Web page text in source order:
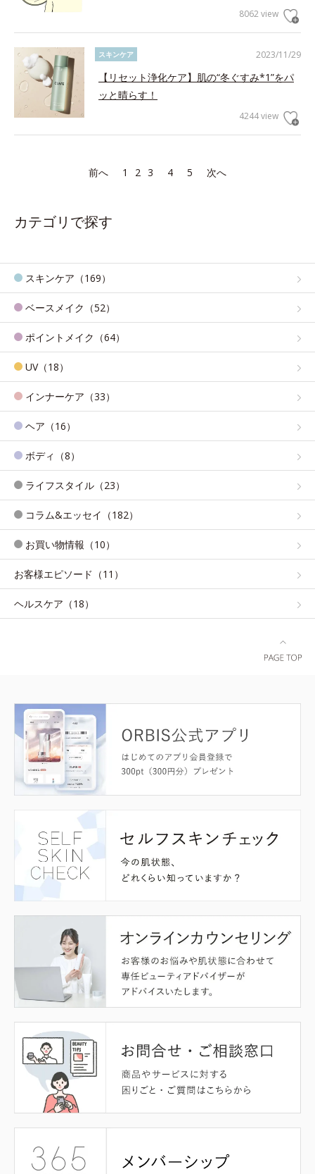
8062 view
2023/11/29
スキンケア
【リセット浄化ケア】肌の“冬ぐすみ*1”をパ
ッと晴らす！
4244 view
前へ 1 2 3 4 5 次へ
カテゴリで探す
スキンケア（169）
ベースメイク（52）
ポイントメイク（64）
UV（18）
インナーケア（33）
ヘア（16）
ボディ（8）
ライフスタイル（23）
コラム&エッセイ（182）
お買い物情報（10）
お客様エピソード（11）
ヘルスケア（18）